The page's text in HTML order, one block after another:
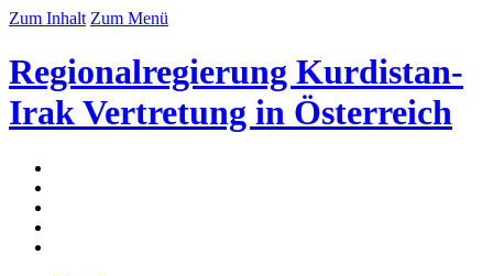
Zum Inhalt Zum Menü
Regionalregierung Kurdistan-
Irak Vertretung in Österreich